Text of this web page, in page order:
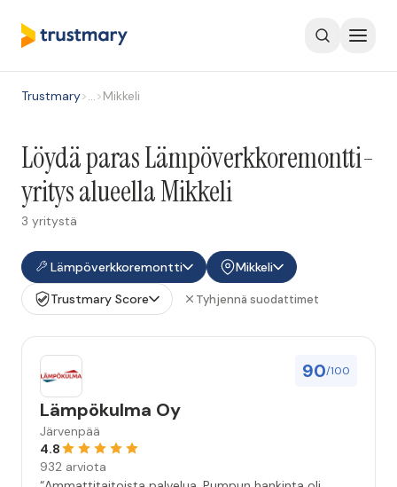
Trustmary>…>Mikkeli
Löydä paras Lämpöverkkoremontti-
yritys alueella Mikkeli
3 yritystä
Lämpöverkkoremontti
Mikkeli
Trustmary Score
Tyhjennä suodattimet
90/100
Lämpökulma Oy
Järvenpää
4.8
932 arviota